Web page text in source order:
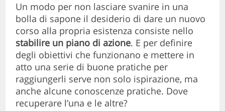
Un modo per non lasciare svanire in una
bolla di sapone il desiderio di dare un nuovo
corso alla propria esistenza consiste nello
stabilire un piano di azione. E per definire
degli obiettivi che funzionano e mettere in
atto una serie di buone pratiche per
raggiungerli serve non solo ispirazione, ma
anche alcune conoscenze pratiche. Dove
recuperare l’una e le altre?